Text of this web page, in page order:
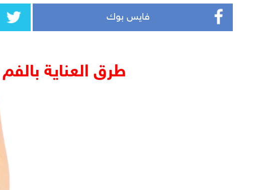
فايس بوك
طرق العناية